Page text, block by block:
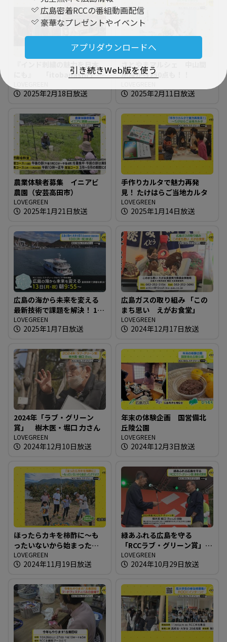
広島密着RCCの番組動画配信
豪華なプレゼントやイベント
アプリダウンロードへ
引き続きWeb版を使う
『インド刺繍の魅力を日本
にも』 「itobanashi 」東
2025年2月18日放送
さとやまマルシェ 中山間
地域から250点も！！
2025年2月11日放送
農業体験者募集 イニアビ
農園（安芸高田市）
LOVEGREEN
2025年1月21日放送
手作りカルタで魅力再発
見！ たけはらご当地カルタ
LOVEGREEN
2025年1月14日放送
広島の海から未来を変える
最新技術で課題を解決！ 13
日（月・祝）放送
LOVEGREEN
2025年1月7日放送
広島ガスの取り組み 「この
まち思い えがお食堂」
LOVEGREEN
2024年12月17日放送
2024年「ラブ・グリーン
賞」 樹木医・堀口 力さん
LOVEGREEN
2024年12月10日放送
年末の体験企画 国営備北
丘陵公園
LOVEGREEN
2024年12月3日放送
ほったらカキを柿酢に～も
ったいないから始まったク
マよけ
LOVEGREEN
2024年11月19日放送
緑あふれる広島を守る
「RCCラブ・グリーン賞」表
彰式開催
LOVEGREEN
2024年10月29日放送